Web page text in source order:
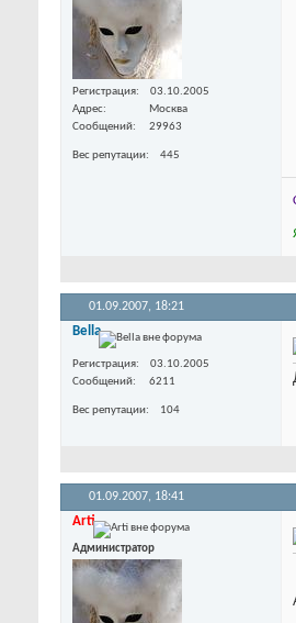
Регистрация
03.10.2005
Адрес
Москва
Сообщений
29963
Вес репутации 445
01.09.2007, 18:21
Bella
Регистрация
03.10.2005
Сообщений
6211
Вес репутации 104
01.09.2007, 18:41
Arti
Администратор